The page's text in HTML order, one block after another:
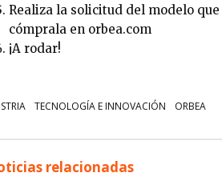
Realiza la solicitud del modelo
cómprala en orbea.com
¡A rodar!
TECNOLOGÍA E INNOVACIÓN ORBEA
relacionadas